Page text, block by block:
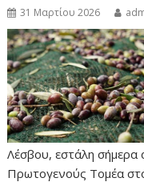
31 Μαρτίου 2026
Λέσβου, εστάλη σήμερα
Πρωτογενούς Τομέα